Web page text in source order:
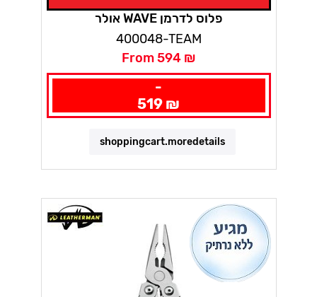
אולר WAVE פלוס לדרמן
400048-TEAM
From 594 ₪
-
519 ₪
shoppingcart.moredetails